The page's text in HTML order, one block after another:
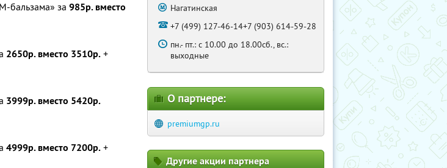
бальзама» за 985р. вместо
2650р. вместо 3510р. +
3999р. вместо 5420р.
4999р. вместо 7200р. +
Нагатинская
+7 (499) 127-46-14+7 (903) 614-59-28
пн.- пт.: с 10.00 до 18.00сб., вс.:
выходные
О партнере:
premiumgp.ru
Другие акции партнера